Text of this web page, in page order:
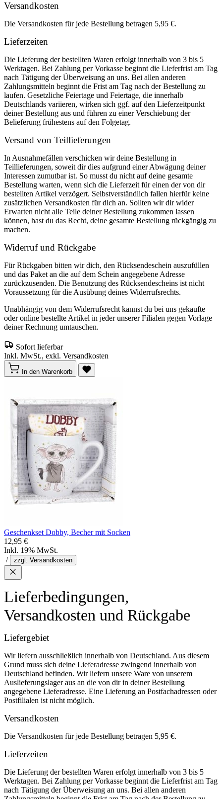
Versandkosten
Die Versandkosten für jede Bestellung betragen 5,95 €.
Lieferzeiten
Die Lieferung der bestellten Waren erfolgt innerhalb von 3 bis 5
Werktagen. Bei Zahlung per Vorkasse beginnt die Lieferfrist am Tag
nach Tätigung der Überweisung an uns. Bei allen anderen
Zahlungsmitteln beginnt die Frist am Tag nach der Bestellung zu
laufen. Gesetzliche Feiertage und Feiertage, die innerhalb
Deutschlands variieren, wirken sich ggf. auf den Lieferzeitpunkt
deiner Bestellung aus und führen zu einer Verschiebung der
Belieferung frühestens auf den Folgetag.
Versand von Teillieferungen
In Ausnahmefällen verschicken wir deine Bestellung in
Teillieferungen, soweit dir dies aufgrund einer Abwägung deiner
Interessen zumutbar ist. So musst du nicht auf deine gesamte
Bestellung warten, wenn sich die Lieferzeit für einen der von dir
bestellten Artikel verzögert. Selbstverständlich fallen hierfür keine
zusätzlichen Versandkosten für dich an. Sollten wir dir wider
Erwarten nicht alle Teile deiner Bestellung zukommen lassen
können, hast du das Recht, deine gesamte Bestellung rückgängig zu
machen.
Widerruf und Rückgabe
Für Rückgaben bitten wir dich, den Rücksendeschein auszufüllen
und das Paket an die auf dem Schein angegebene Adresse
zurückzusenden. Die Benutzung des Rücksendescheins ist nicht
Voraussetzung für die Ausübung deines Widerrufsrechts.
Unabhängig von dem Widerrufsrecht kannst du bei uns gekaufte
oder online bestellte Artikel in jeder unserer Filialen gegen Vorlage
deiner Rechnung umtauschen.
Sofort lieferbar
Inkl. MwSt., exkl. Versandkosten
In den Warenkorb
Geschenkset Dobby, Becher mit Socken
12,95 €
Inkl. 19% MwSt.
/
zzgl. Versandkosten
Lieferbedingungen,
Versandkosten und Rückgabe
Liefergebiet
Wir liefern ausschließlich innerhalb von Deutschland. Aus diesem
Grund muss sich deine Lieferadresse zwingend innerhalb von
Deutschland befinden. Wir liefern unsere Ware von unserem
Auslieferungslager aus an die von dir in deiner Bestellung
angegebene Lieferadresse. Eine Lieferung an Postfachadressen oder
Postfilialen ist nicht möglich.
Versandkosten
Die Versandkosten für jede Bestellung betragen 5,95 €.
Lieferzeiten
Die Lieferung der bestellten Waren erfolgt innerhalb von 3 bis 5
Werktagen. Bei Zahlung per Vorkasse beginnt die Lieferfrist am Tag
nach Tätigung der Überweisung an uns. Bei allen anderen